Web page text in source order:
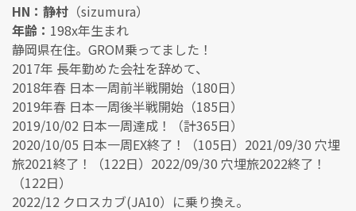
HN：静村 （sizumura）
年齢： 198x年生まれ
静岡県在住。GROM乗ってました！
2017年 長年勤めた会社を辞めて、
2018年春 日本一周前半戦開始（180日）
2019年春 日本一周後半戦開始（185日）
2019/10/02 日本一周達成！（計365日）
2020/10/05 日本一周EX終了！（105日）2021/09/30 穴埋
旅2021終了！（122日）2022/09/30 穴埋旅2022終了！
（122日）
2022/12 クロスカブ(JA10）に乗り換え。